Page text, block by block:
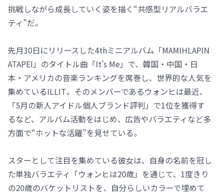
挑戦しながら成長していく姿を描く“共感型リアルバラエ
ティ”だ。
先月30日にリリースした4thミニアルバム「MAMIHLAPIN
ATAPEI」のタイトル曲「It's Me」で、韓国・中国・日
本・アメリカの音楽ランキングを席巻し、世界的な人気を
集めているILLIT。そのメンバーであるウォンヒは最近、
「5月の新人アイドル個人ブランド評判」で1位を獲得す
るなど、アルバム活動をはじめ、広告やバラエティなど多
方面で“ホットな活躍”を見せている。
スターとして注目を集めている彼女は、自身の名前を冠し
た単独バラエティ「ウォンヒは20歳」を通じて、1度きり
の20歳のバケットリストを、自分らしいカラーで埋めて